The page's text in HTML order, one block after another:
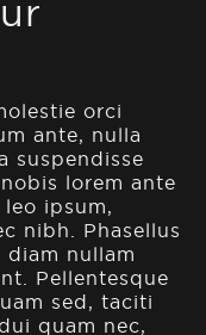
orci
ante, nulla
suspendisse
lorem ante
ipsum,
nibh. Phasellus
nullam
Pellentesque
sed, taciti
quam nec,